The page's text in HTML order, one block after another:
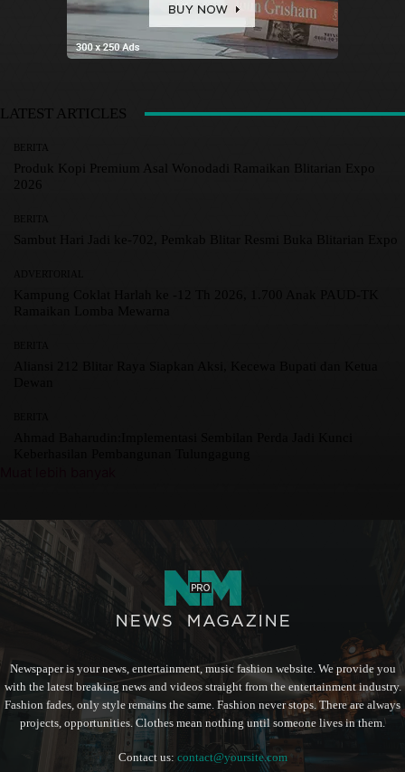
LATEST ARTICLES
BERITA
Produk Kopi Premium Asal Wonodadi Ramaikan Blitarian Expo
2026
BERITA
Newspaper is your news, entertainment, music fashion website. We provide you
with the latest breaking news and videos straight from the entertainment industry.
Fashion fades, only style remains the same. Fashion never stops. There are always
projects, opportunities. Clothes mean nothing until someone lives in them.
Contact us: contact@yoursite.com